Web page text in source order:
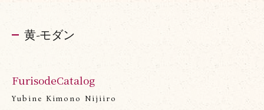
黄-モダン
FurisodeCatalog
Yubine Kimono Nijiiro